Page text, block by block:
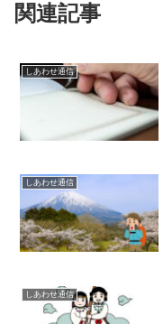
関連記事
しあわせ通信
しあわせ通信
しあわせ通信